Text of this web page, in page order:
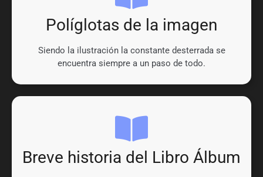
Políglotas de la imagen
Siendo la ilustración la constante desterrada se
encuentra siempre a un paso de todo.
Breve historia del Libro Álbum